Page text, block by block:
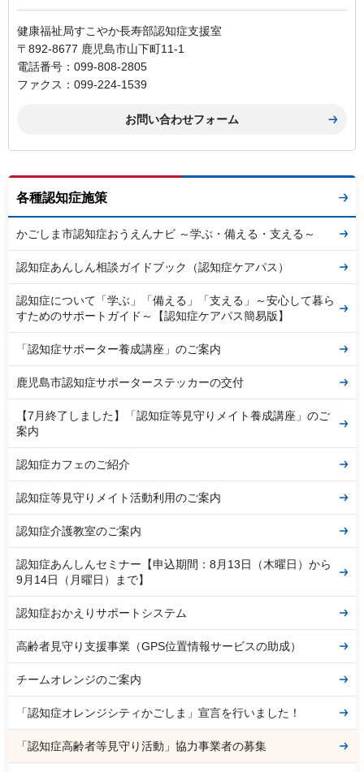
健康福祉局すこやか長寿部認知症支援室
〒892-8677 鹿児島市山下町11-1
電話番号：099-808-2805
ファクス：099-224-1539
各種認知症施策
かごしま市認知症おうえんナビ ～学ぶ・備える・支える～
認知症あんしん相談ガイドブック（認知症ケアパス）
認知症について「学ぶ」「備える」「支える」～安心して暮ら
すためのサポートガイド～【認知症ケアパス簡易版】
「認知症サポーター養成講座」のご案内
鹿児島市認知症サポーターステッカーの交付
【7月終了しました】「認知症等見守りメイト養成講座」のご
案内
認知症カフェのご紹介
認知症等見守りメイト活動利用のご案内
認知症介護教室のご案内
認知症あんしんセミナー【申込期間：8月13日（木曜日）から
9月14日（月曜日）まで】
認知症おかえりサポートシステム
高齢者見守り支援事業（GPS位置情報サービスの助成）
チームオレンジのご案内
「認知症オレンジシティかごしま」宣言を行いました！
「認知症高齢者等見守り活動」協力事業者の募集